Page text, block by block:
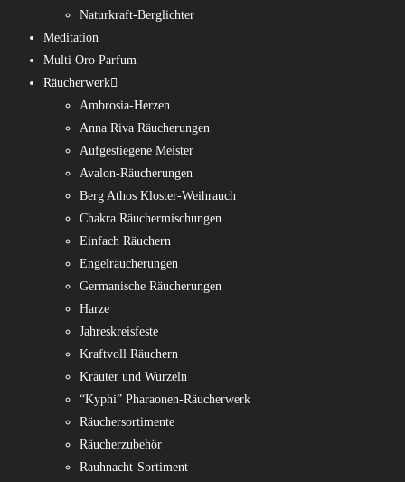
Naturkraft-Berglichter
Meditation
Multi Oro Parfum
Räucherwerk
Ambrosia-Herzen
Anna Riva Räucherungen
Aufgestiegene Meister
Avalon-Räucherungen
Berg Athos Kloster-Weihrauch
Chakra Räuchermischungen
Einfach Räuchern
Engelräucherungen
Germanische Räucherungen
Harze
Jahreskreisfeste
Kraftvoll Räuchern
Kräuter und Wurzeln
“Kyphi” Pharaonen-Räucherwerk
Räuchersortimente
Räucherzubehör
Rauhnacht-Sortiment